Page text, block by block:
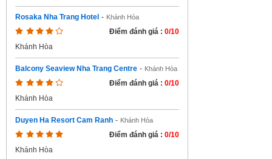
Rosaka Nha Trang Hotel - Khánh Hòa
Điểm đánh giá : 0/10
Khánh Hòa
Balcony Seaview Nha Trang Centre - Khánh Hòa
Điểm đánh giá : 0/10
Khánh Hòa
Duyen Ha Resort Cam Ranh - Khánh Hòa
Điểm đánh giá : 0/10
Khánh Hòa